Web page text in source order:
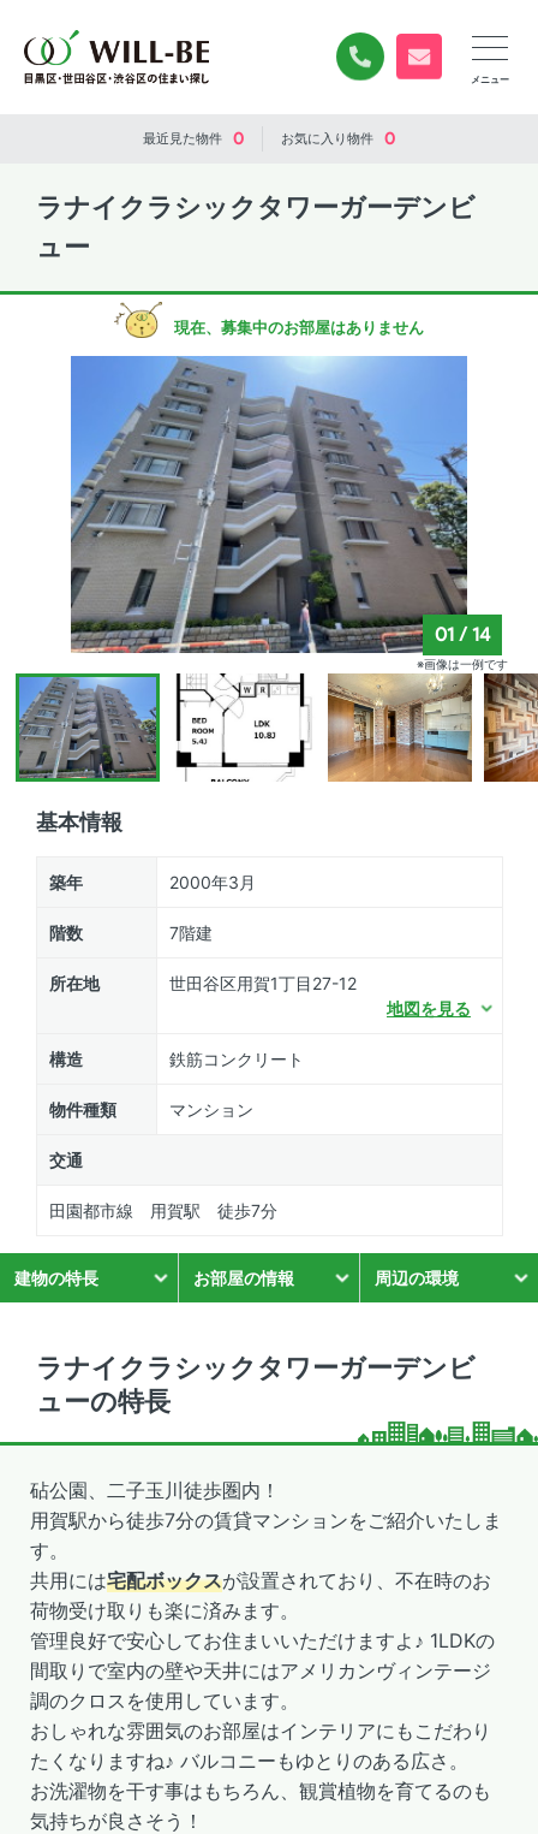
0120-840-834
無料お問い合
最近見た物件 0 お気に入り物件 0
ラナイクラシックタワーガーデンビ
ュー
現在、募集中のお部屋はありません
基本情報
築年 2000年3月
階数 7階建
所在地
世田谷区用賀1丁目27-12
地図を見る
構造 鉄筋コンクリート
物件種類 マンション
交通
田園都市線 用賀駅 徒歩7分
建物の特長 お部屋の情報 周辺の環境
01 /14
※画像は一例です
ラナイクラシックタワーガーデンビ
ューの特長
砧公園、二子玉川徒歩圏内！
用賀駅から徒歩7分の賃貸マンションをご紹介いたしま
す。
共用には宅配ボックスが設置されており、不在時のお
荷物受け取りも楽に済みます。
管理良好で安心してお住まいいただけますよ♪ 1LDKの
間取りで室内の壁や天井にはアメリカンヴィンテージ
調のクロスを使用しています。
おしゃれな雰囲気のお部屋はインテリアにもこだわり
たくなりますね♪ バルコニーもゆとりのある広さ。
お洗濯物を干す事はもちろん、観賞植物を育てるのも
気持ちが良さそう！